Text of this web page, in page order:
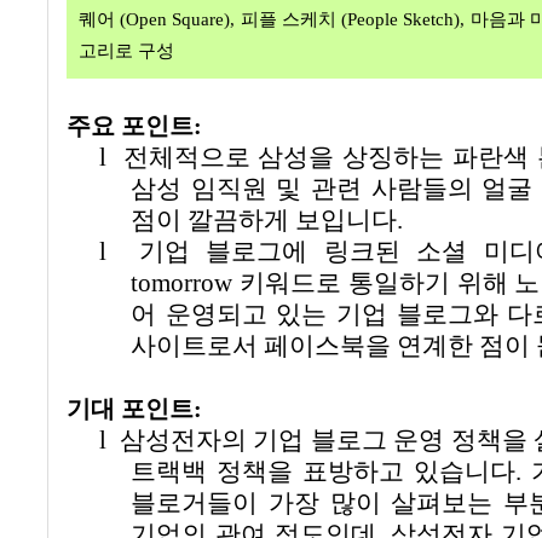
퀘어 (Open Square), 피플 스케치 (People Sketch), 마음과
고리로 구성
주요 포인트:
l
전체적으로 삼성을 상징하는 파란색
삼성 임직원 및 관련 사람들의 얼
점이 깔끔하게 보입니다.
l
기업 블로그에 링크된 소셜 미디
tomorrow 키워드로 통일하기 위해
어 운영되고 있는 기업 블로그와
사이트로서 페이스북을 연계한 점이
기대 포인트:
l
삼성전자의 기업 블로그 운영 정책을
트랙백 정책을 표방하고 있습니다.
블로거들이 가장 많이 살펴보는 부